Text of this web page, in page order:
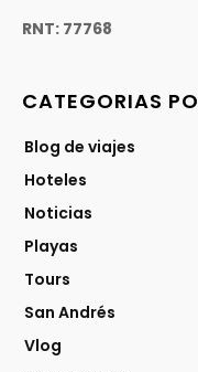
RNT: 77768
CATEGORIAS
Blog de viajes
Hoteles
Noticias
Playas
Tours
San Andrés
Vlog